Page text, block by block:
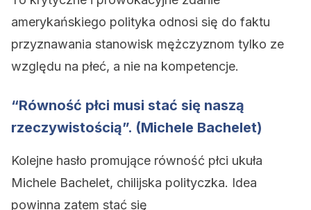
amerykańskiego polityka odnosi się do faktu
przyznawania stanowisk mężczyznom tylko ze
względu na płeć, a nie na kompetencje.
“Równość płci musi stać się naszą
rzeczywistością”. (Michele Bachelet)
Kolejne hasło promujące równość płci ukuła
Michele Bachelet, chilijska polityczka. Idea
powinna zatem stać się